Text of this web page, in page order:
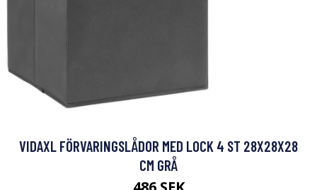
VIDAXL FÖRVARINGSLÅDOR MED LOCK 4 ST 28X28X28
CM GRÅ